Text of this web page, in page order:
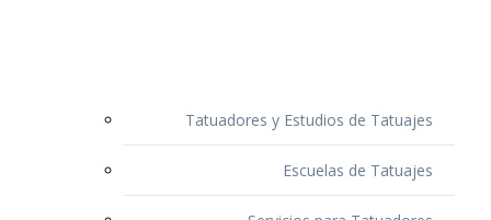
Tatuadores y Estudios de Tatuajes
Escuelas de Tatuajes